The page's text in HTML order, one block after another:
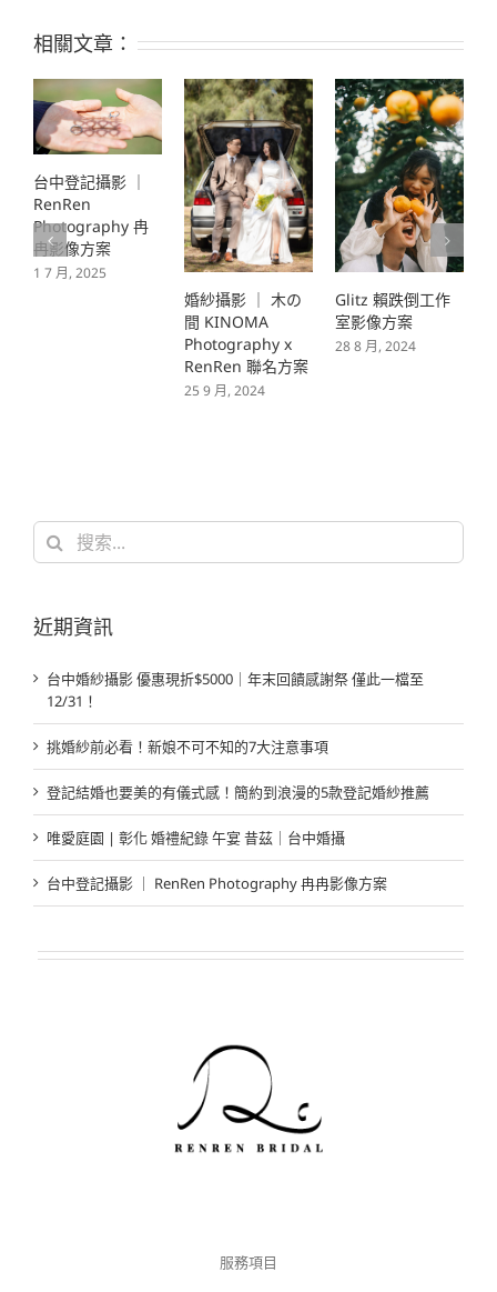
相關文章：
台中登記攝影 ｜
RenRen
Photography 冉
冉影像方案
1 7 月, 2025
婚紗攝影 ｜ 木の
間 KINOMA
Photography x
RenRen 聯名方案
25 9 月, 2024
Glitz 賴跌倒工作
室影像方案
28 8 月, 2024
搜
近期資訊
台中婚紗攝影 優惠現折$5000｜年末回饋感謝祭 僅此一檔至
12/31！
挑婚紗前必看！新娘不可不知的7大注意事項
登記結婚也要美的有儀式感！簡約到浪漫的5款登記婚紗推薦
唯愛庭園 | 彰化 婚禮紀錄 午宴 昔茲｜台中婚攝
台中登記攝影 ｜ RenRen Photography 冉冉影像方案
服務項目